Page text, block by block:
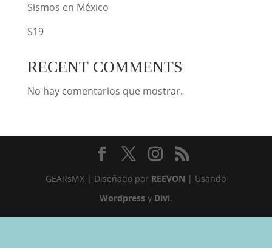
Sismos en México
S19
RECENT COMMENTS
No hay comentarios que mostrar.
GEARsMX | Diseñado por REEVON | Usando
Wordpressy Divi.